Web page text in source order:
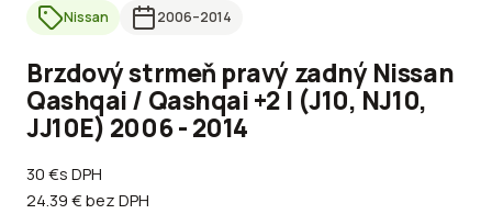
Nissan 2006–2014
Brzdový strmeň pravý zadný Nissan
Qashqai / Qashqai +2 I (J10, NJ10,
JJ10E) 2006 - 2014
30 €s DPH
24.39 €bez DPH